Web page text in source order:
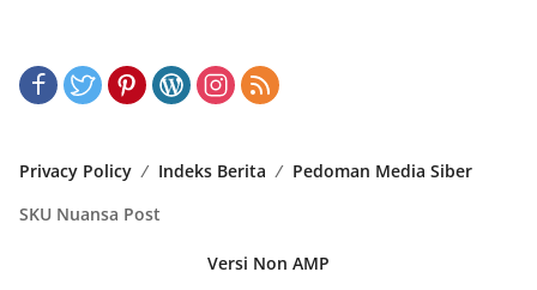
Privacy Policy Indeks Berita
Pedoman Media Siber
SKU Nuansa Post
Versi Non AMP